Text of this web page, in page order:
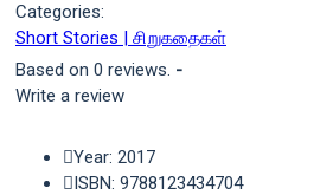
Categories:
Short Stories | சிறுகதைகள்
Based on 0 reviews. -
Write a review
Year: 2017
ISBN: 9788123434704